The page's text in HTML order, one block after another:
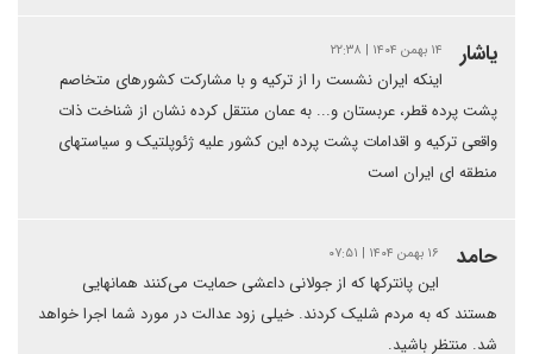
یاشار ۱۴ بهمن ۱۴۰۴ | ۲۲:۳۸
اینکه ایران نشست را از ترکیه و با مشارکت کشورهای متخاصم
پشت پرده قطر، عربستان و... به عمان منتقل کرده نشان از شناخت ذات
واقعی ترکیه و اقدامات پشت پرده این کشور علیه ژئوپلتیک و سیاستهای
منطقه ای ایران است
حامد ۱۶ بهمن ۱۴۰۴ | ۰۷:۵۱
این پانترکها که از جولانی داعشی حمایت می‌کنند همانهایی
هستند که به مردم شلیک کردند‌. خیلی زود عدالت در مورد شما اجرا خواهد
شد. منتظر باشید.